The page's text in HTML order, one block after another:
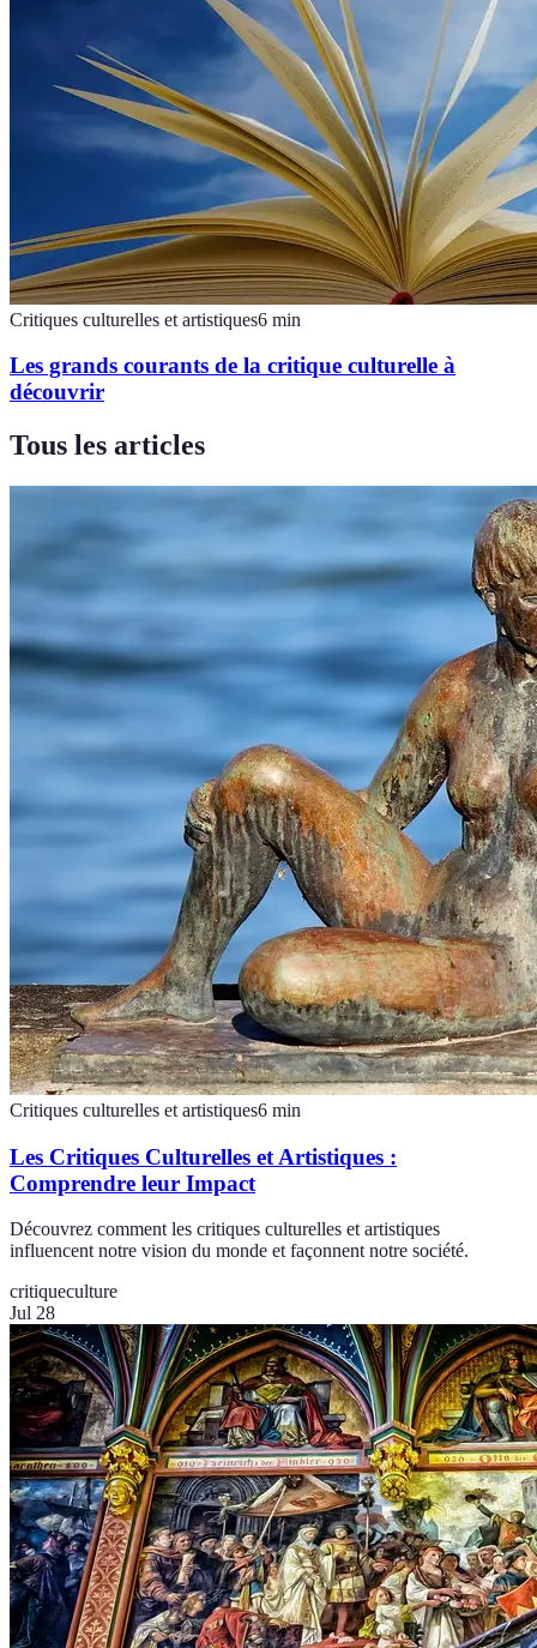
Critiques culturelles et artistiques6 min
Les grands courants de la critique culturelle à
découvrir
Tous les articles
Critiques culturelles et artistiques6 min
Les Critiques Culturelles et Artistiques :
Comprendre leur Impact
Découvrez comment les critiques culturelles et artistiques
influencent notre vision du monde et façonnent notre société.
critiqueculture
Jul 28